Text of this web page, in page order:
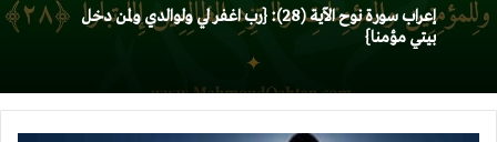
إعراب سورة نوح الآية (28): {رب اغفر لي ولوالدي ولمن دخل
بيتي مؤمنا}